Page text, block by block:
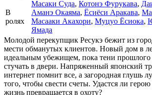
В
ролях
Масаки Суда, Котонэ Фурукава,
Аманэ Окаяма, Ёсиёси Аракава,
Масааки Акахори, Муцуо Ёсиока,
Ямада
Молодой перекупщик Ресукэ бежит из
мести обманутых клиентов. Новый дом в
идеальным убежищем, пока тени
стучать в двери. Напряженный японский
интернет помнит все, а загородная глушь
того, чтобы свести счеты. Удастся ли
жизнь превращается в охоту?